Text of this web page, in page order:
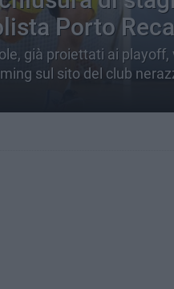
Porto
già proiettati ai playoff,
sul sito del club